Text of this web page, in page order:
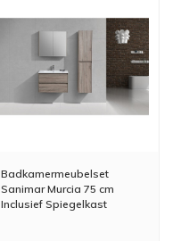
Badkamermeubelset
Sanimar Murcia 75 cm
Inclusief Spiegelkast